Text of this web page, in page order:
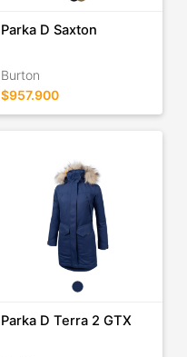
Parka D Saxton
Burton
$957.900
Parka D Terra 2 GTX